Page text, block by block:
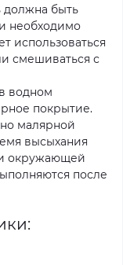
должна быть
необходимо
использоваться
смешиваться с
водном
покрытие.
малярной
высыхания
окружающей
после